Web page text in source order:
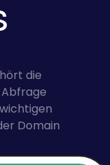
die
Domain